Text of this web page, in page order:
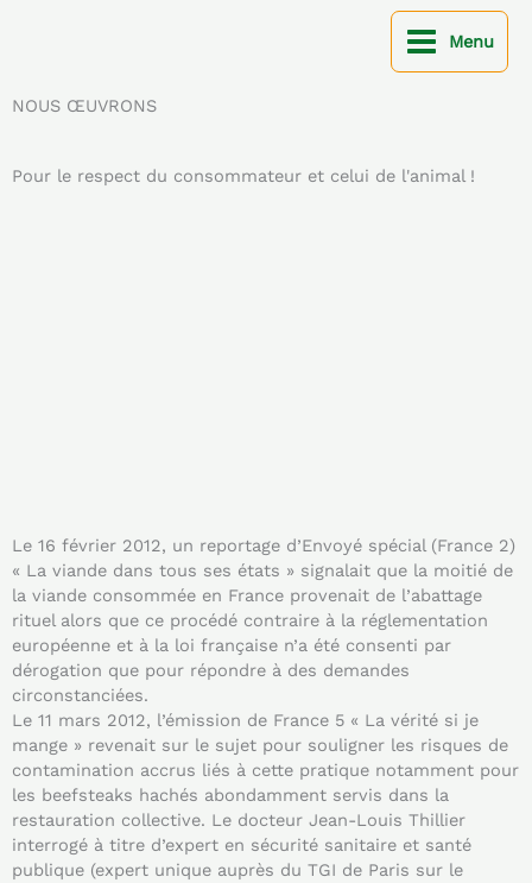
Menu
NOUS ŒUVRONS
Pour le respect du consommateur et celui de l'animal !
Le 16 février 2012, un reportage d’Envoyé spécial (France 2)
« La viande dans tous ses états » signalait que la moitié de
la viande consommée en France provenait de l’abattage
rituel alors que ce procédé contraire à la réglementation
européenne et à la loi française n’a été consenti par
dérogation que pour répondre à des demandes
circonstanciées.
Le 11 mars 2012, l’émission de France 5 « La vérité si je
mange » revenait sur le sujet pour souligner les risques de
contamination accrus liés à cette pratique notamment pour
les beefsteaks hachés abondamment servis dans la
restauration collective. Le docteur Jean-Louis Thillier
interrogé à titre d’expert en sécurité sanitaire et santé
publique (expert unique auprès du TGI de Paris sur le